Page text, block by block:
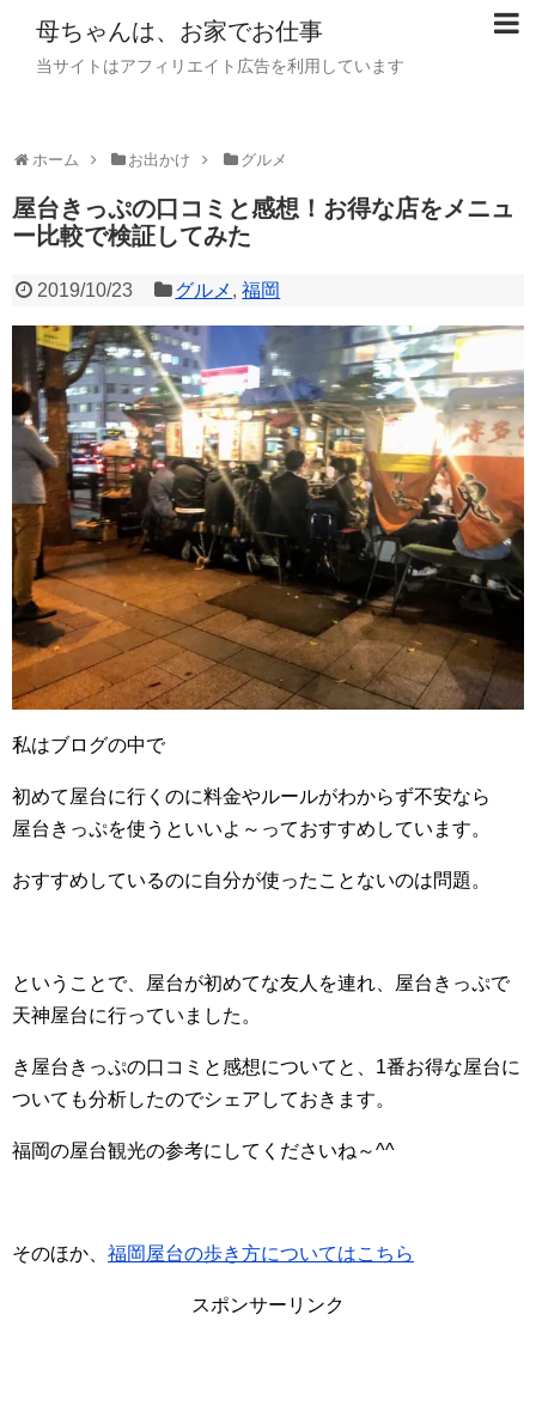
母ちゃんは、お家でお仕事
当サイトはアフィリエイト広告を利用しています
ホーム お出かけ グルメ
屋台きっぷの口コミと感想！お得な店をメニュ
ー比較で検証してみた
2019/10/23 グルメ ,福岡
私はブログの中で
初めて屋台に行くのに料金やルールがわからず不安なら
屋台きっぷを使うといいよ～っておすすめしています。
おすすめしているのに自分が使ったことないのは問題。
ということで、屋台が初めてな友人を連れ、屋台きっぷで
天神屋台に行っていました。
き屋台きっぷの口コミと感想についてと、1番お得な屋台に
ついても分析したのでシェアしておきます。
福岡の屋台観光の参考にしてくださいね～^^
そのほか、 福岡屋台の歩き方についてはこちら
スポンサーリンク